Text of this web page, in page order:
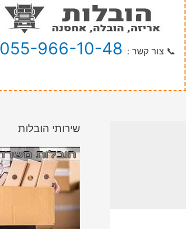
📞 צור קשר : 055-966-10-48
שירותי הובלות